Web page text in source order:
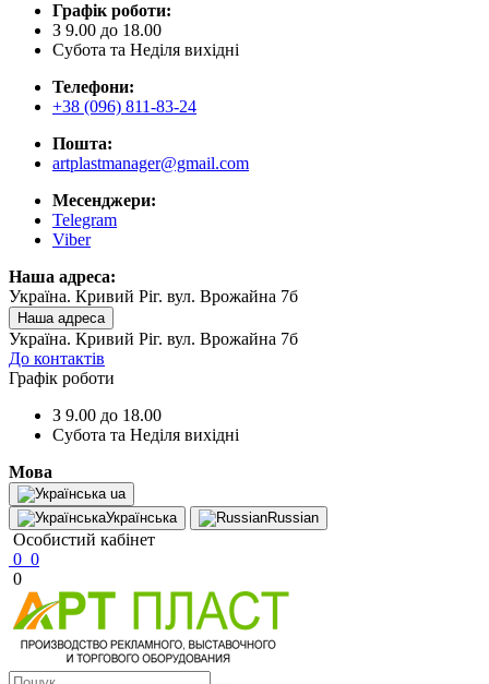
Графік роботи:
З 9.00 до 18.00
Субота та Неділя вихідні
Телефони:
+38 (096) 811-83-24
Пошта:
artplastmanager@gmail.com
Месенджери:
Telegram
Viber
Наша адреса:
Україна. Кривий Ріг. вул. Врожайна 7б
Наша адреса
Україна. Кривий Ріг. вул. Врожайна 7б
До контактів
Графік роботи
З 9.00 до 18.00
Субота та Неділя вихідні
Мова
ua
Українська
Russian
Особистий кабінет
0 0
0